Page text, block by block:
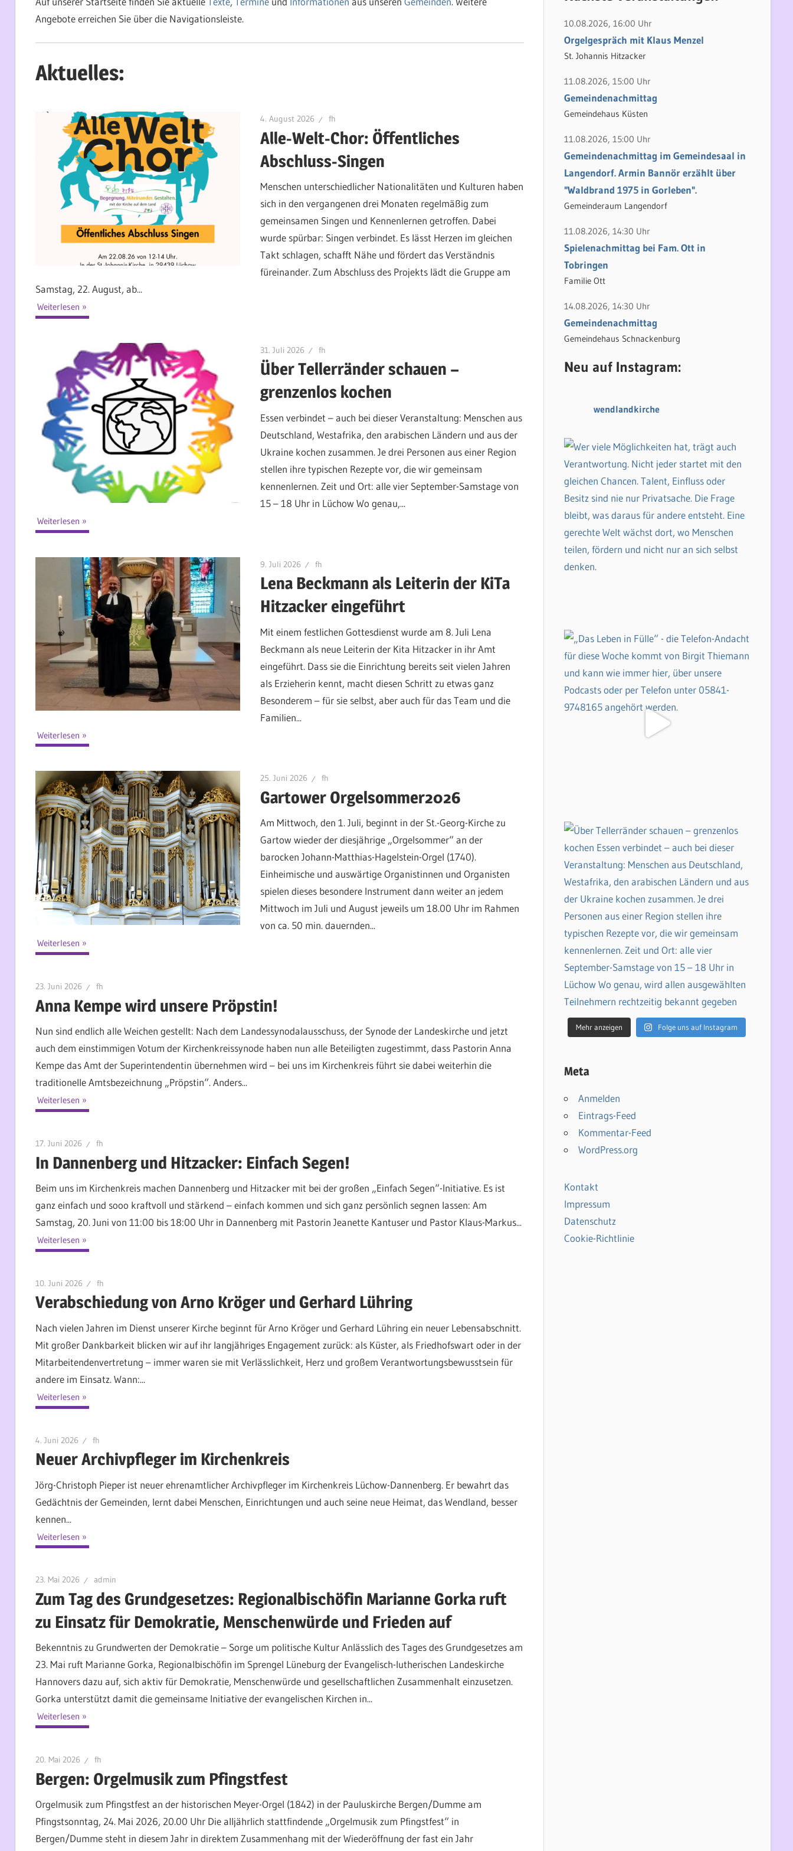
Angebote erreichen Sie über die Navigationsleiste.
Aktuelles:
4. August 2026 fh
Alle-Welt-Chor: Öffentliches
Abschluss-Singen
Menschen unterschiedlicher Nationalitäten und Kulturen haben
sich in den vergangenen drei Monaten regelmäßig zum
gemeinsamen Singen und Kennenlernen getroffen. Dabei
wurde spürbar: Singen verbindet. Es lässt Herzen im gleichen
Takt schlagen, schafft Nähe und fördert das Verständnis
füreinander. Zum Abschluss des Projekts lädt die Gruppe am
Samstag, 22. August, ab...
Weiterlesen
31. Juli 2026 fh
Über Tellerränder schauen –
grenzenlos kochen
Essen verbindet – auch bei dieser Veranstaltung: Menschen aus
Deutschland, Westafrika, den arabischen Ländern und aus der
Ukraine kochen zusammen. Je drei Personen aus einer Region
stellen ihre typischen Rezepte vor, die wir gemeinsam
kennenlernen. Zeit und Ort: alle vier September-Samstage von
15 – 18 Uhr in Lüchow Wo genau,...
Weiterlesen
9. Juli 2026 fh
Lena Beckmann als Leiterin der KiTa
Hitzacker eingeführt
Mit einem festlichen Gottesdienst wurde am 8. Juli Lena
Beckmann als neue Leiterin der Kita Hitzacker in ihr Amt
eingeführt. Dass sie die Einrichtung bereits seit vielen Jahren
als Erzieherin kennt, macht diesen Schritt zu etwas ganz
Besonderem – für sie selbst, aber auch für das Team und die
Familien...
Weiterlesen
25. Juni 2026 fh
Gartower Orgelsommer2026
Am Mittwoch, den 1. Juli, beginnt in der St.-Georg-Kirche zu
Gartow wieder der diesjährige „Orgelsommer“ an der
barocken Johann-Matthias-Hagelstein-Orgel (1740).
Einheimische und auswärtige Organistinnen und Organisten
spielen dieses besondere Instrument dann weiter an jedem
Mittwoch im Juli und August jeweils um 18.00 Uhr im Rahmen
von ca. 50 min. dauernden...
Weiterlesen
23. Juni 2026 fh
Anna Kempe wird unsere Pröpstin!
Nun sind endlich alle Weichen gestellt: Nach dem Landessynodalausschuss, der Synode der Landeskirche und jetzt
auch dem einstimmigen Votum der Kirchenkreissynode haben nun alle Beteiligten zugestimmt, dass Pastorin Anna
Kempe das Amt der Superintendentin übernehmen wird – bei uns im Kirchenkreis führt sie dabei weiterhin die
traditionelle Amtsbezeichnung „Pröpstin“. Anders...
Weiterlesen
17. Juni 2026 fh
In Dannenberg und Hitzacker: Einfach Segen!
Beim uns im Kirchenkreis machen Dannenberg und Hitzacker mit bei der großen „Einfach Segen“-Initiative. Es ist
ganz einfach und sooo kraftvoll und stärkend – einfach kommen und sich ganz persönlich segnen lassen: Am
Samstag, 20. Juni von 11:00 bis 18:00 Uhr in Dannenberg mit Pastorin Jeanette Kantuser und Pastor Klaus-Markus...
Weiterlesen
10. Juni 2026 fh
Verabschiedung von Arno Kröger und Gerhard Lühring
Nach vielen Jahren im Dienst unserer Kirche beginnt für Arno Kröger und Gerhard Lühring ein neuer Lebensabschnitt.
Mit großer Dankbarkeit blicken wir auf ihr langjähriges Engagement zurück: als Küster, als Friedhofswart oder in der
Mitarbeitendenvertretung – immer waren sie mit Verlässlichkeit, Herz und großem Verantwortungsbewusstsein für
andere im Einsatz. Wann:...
Weiterlesen
4. Juni 2026 fh
Neuer Archivpfleger im Kirchenkreis
Jörg-Christoph Pieper ist neuer ehrenamtlicher Archivpfleger im Kirchenkreis Lüchow-Dannenberg. Er bewahrt das
Gedächtnis der Gemeinden, lernt dabei Menschen, Einrichtungen und auch seine neue Heimat, das Wendland, besser
kennen...
Weiterlesen
23. Mai 2026 admin
Zum Tag des Grundgesetzes: Regionalbischöfin Marianne Gorka ruft
zu Einsatz für Demokratie, Menschenwürde und Frieden auf
Bekenntnis zu Grundwerten der Demokratie – Sorge um politische Kultur Anlässlich des Tages des Grundgesetzes am
23. Mai ruft Marianne Gorka, Regionalbischöfin im Sprengel Lüneburg der Evangelisch-lutherischen Landeskirche
Hannovers dazu auf, sich aktiv für Demokratie, Menschenwürde und gesellschaftlichen Zusammenhalt einzusetzen.
Gorka unterstützt damit die gemeinsame Initiative der evangelischen Kirchen in...
Weiterlesen
20. Mai 2026 fh
Bergen: Orgelmusik zum Pfingstfest
Orgelmusik zum Pfingstfest an der historischen Meyer-Orgel (1842) in der Pauluskirche Bergen/Dumme am
Pfingstsonntag, 24. Mai 2026, 20.00 Uhr Die alljährlich stattfindende „Orgelmusik zum Pfingstfest“ in
Bergen/Dumme steht in diesem Jahr in direktem Zusammenhang mit der Wiederöffnung der fast ein Jahr
e
n
n
a
10.08.2026, 16:00 Uhr
Orgelgespräch mit Klaus Menzel
St. Johannis Hitzacker
11.08.2026, 15:00 Uhr
Gemeindenachmittag
Gemeindehaus Küsten
11.08.2026, 15:00 Uhr
Gemeindenachmittag im Gemeindesaal in
Langendorf. Armin Bannör erzählt über
"Waldbrand 1975 in Gorleben".
Gemeinderaum Langendorf
11.08.2026, 14:30 Uhr
Spielenachmittag bei Fam. Ott in
Tobringen
Familie Ott
14.08.2026, 14:30 Uhr
Gemeindenachmittag
Gemeindehaus Schnackenburg
Neu auf Instagram:
wendlandkirche
Mehr anzeigen Folge uns auf Instagram
Meta
Anmelden
Eintrags-Feed
Kommentar-Feed
WordPress.org
Kontakt
Impressum
Datenschutz
Cookie-Richtlinie